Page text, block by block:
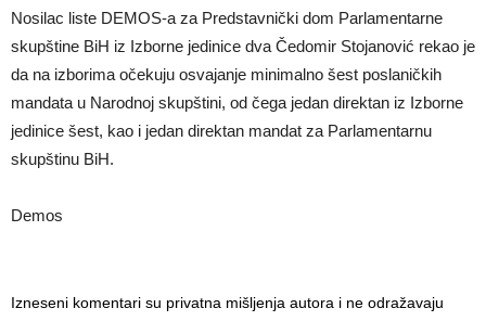
Nosilac liste DEMOS-a za Predstavnički dom Parlamentarne
skupštine BiH iz Izborne jedinice dva Čedomir Stojanović rekao je
da na izborima očekuju osvajanje minimalno šest poslaničkih
mandata u Narodnoj skupštini, od čega jedan direktan iz Izborne
jedinice šest, kao i jedan direktan mandat za Parlamentarnu
skupštinu BiH.
Demos
Izneseni komentari su privatna mišljenja autora i ne odražavaju